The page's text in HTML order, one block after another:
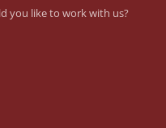
you like to work with us?